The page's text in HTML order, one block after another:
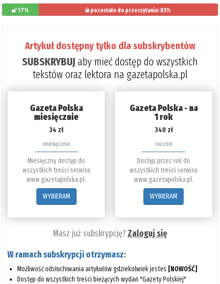
17% pozostało do przeczytania: 83%
Artykuł dostępny tylko dla subskrybentów
SUBSKRYBUJaby mieć dostęp do wszystkich
tekstów oraz lektora na gazetapolska.pl
Gazeta Polska
miesięcznie
34 zł
miesięcznie
Miesięczny dostęp do
wszystkich treści serwisu
www.gazetapolska.pl.
WYBIERAM
Gazeta Polska - na
1 rok
340 zł
rocznie
Dostęp przez rok do
wszystkich treści serwisu
www.gazetapolska.pl.
WYBIERAM
Masz już subskrypcję?Zaloguj się
W ramach subskrypcji otrzymasz:
Możliwość odsłuchiwania artykułów gdziekolwiek jesteś [NOWOŚĆ]
Dostęp do wszystkich treści bieżących wydań "Gazety Polskiej"